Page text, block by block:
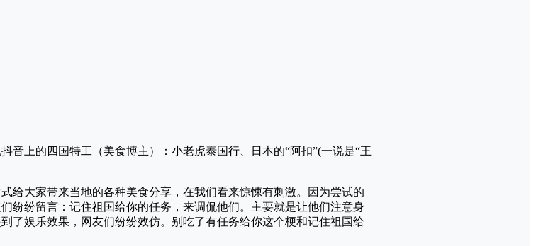
音上的四国特工（美食博主）：小老虎泰国行、日本的“阿扣”(一说是“王
给大家带来当地的各种美食分享，在我们看来惊悚有刺激。因为尝试的
纷纷留言：记住祖国给你的任务，来调侃他们。主要就是让他们注意身
了娱乐效果，网友们纷纷效仿。别吃了有任务给你这个梗和记住祖国给